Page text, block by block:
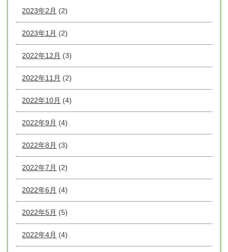
2023年2月 (2)
2023年1月 (2)
2022年12月 (3)
2022年11月 (2)
2022年10月 (4)
2022年9月 (4)
2022年8月 (3)
2022年7月 (2)
2022年6月 (4)
2022年5月 (5)
2022年4月 (4)